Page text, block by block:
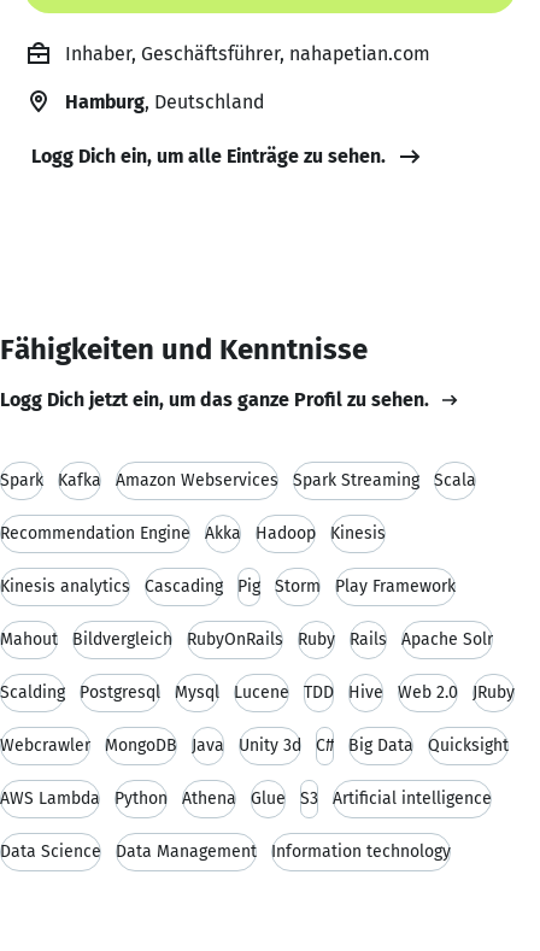
Inhaber, Geschäftsführer, nahapetian.com
Hamburg, Deutschland
Logg Dich ein, um alle Einträge zu sehen.
Fähigkeiten und Kenntnisse
Logg Dich jetzt ein, um das ganze Profil zu sehen.
Spark Kafka Amazon Webservices Spark Streaming Scala
Recommendation Engine Akka Hadoop Kinesis
Kinesis analytics Cascading Pig Storm Play Framework
Mahout Bildvergleich RubyOnRails Ruby Rails Apache Solr
Scalding Postgresql Mysql Lucene TDD Hive Web 2.0 JRuby
Webcrawler MongoDB Java Unity 3d C# Big Data Quicksight
AWS Lambda Python Athena Glue S3 Artificial intelligence
Data Science Data Management Information technology